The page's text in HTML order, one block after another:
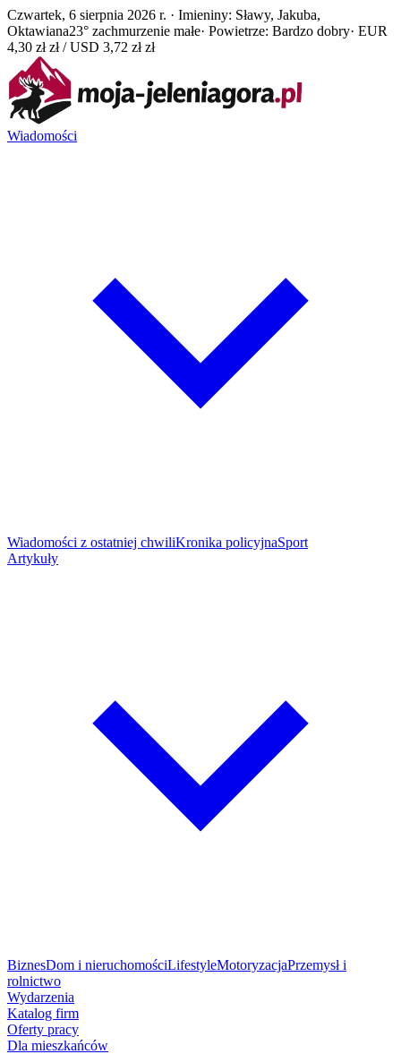
Czwartek, 6 sierpnia 2026 r. · Imieniny: Sławy, Jakuba,
Oktawiana23° zachmurzenie małe· Powietrze: Bardzo dobry· EUR
4,30 zł zł / USD 3,72 zł zł
Wiadomości
Wiadomości z ostatniej chwiliKronika policyjnaSport
Artykuły
BiznesDom i nieruchomościLifestyleMotoryzacjaPrzemysł i
rolnictwo
Wydarzenia
Katalog firm
Oferty pracy
Dla mieszkańców